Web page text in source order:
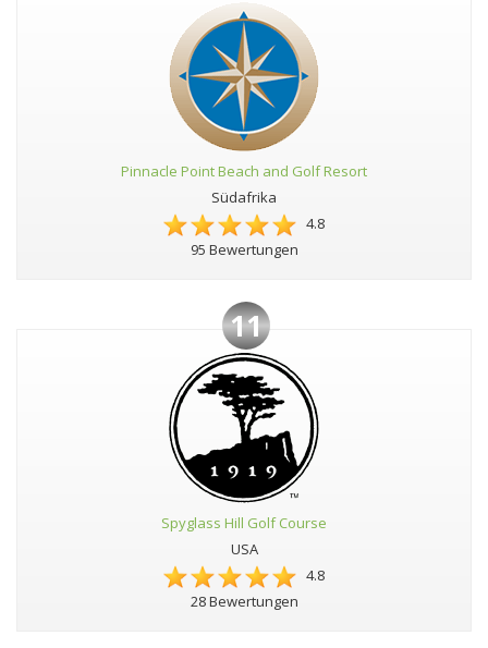
Pinnacle Point Beach and Golf Resort
Südafrika
4.8
95 Bewertungen
11
Spyglass Hill Golf Course
USA
4.8
28 Bewertungen